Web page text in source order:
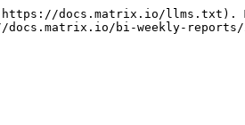
docs.matrix.io/llms.txt).
bi-weekly-reports/